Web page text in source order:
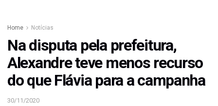
Home Notícias
Na disputa pela prefeitura,
Alexandre teve menos recurso
do que Flávia para a campanha
30/11/2020